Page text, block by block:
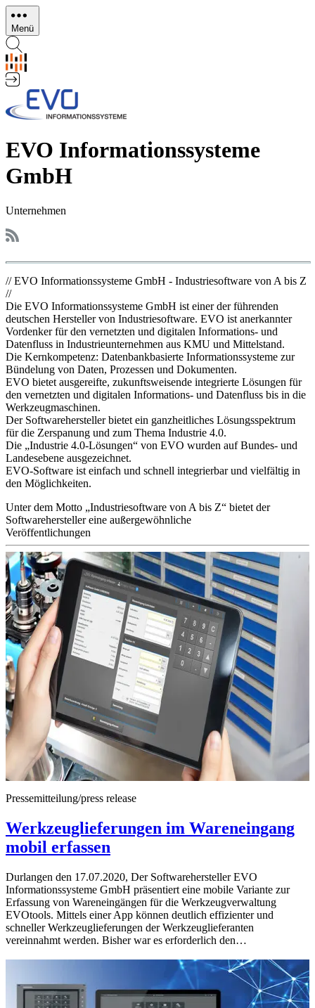
Direkt
zum
Inhalt
Menü
EVO Informationssysteme
GmbH
Unternehmen
// EVO Informationssysteme GmbH - Industriesoftware von A bis Z
//
Die EVO Informationssysteme GmbH ist einer der führenden
deutschen Hersteller von Industriesoftware. EVO ist anerkannter
Vordenker für den vernetzten und digitalen Informations- und
Datenfluss in Industrieunternehmen aus KMU und Mittelstand.
Die Kernkompetenz: Datenbankbasierte Informationssysteme zur
Bündelung von Daten, Prozessen und Dokumenten.
EVO bietet ausgereifte, zukunftsweisende integrierte Lösungen für
den vernetzten und digitalen Informations- und Datenfluss bis in die
Werkzeugmaschinen.
Der Softwarehersteller bietet ein ganzheitliches Lösungsspektrum
für die Zerspanung und zum Thema Industrie 4.0.
Die „Industrie 4.0-Lösungen“ von EVO wurden auf Bundes- und
Landesebene ausgezeichnet.
EVO-Software ist einfach und schnell integrierbar und vielfältig in
den Möglichkeiten.
Unter dem Motto „Industriesoftware von A bis Z“ bietet der
Softwarehersteller eine außergewöhnliche
Veröffentlichungen
Pressemitteilung/press release
Werkzeuglieferungen im Wareneingang
mobil erfassen
Durlangen den 17.07.2020, Der Softwarehersteller EVO
Informationssysteme GmbH präsentiert eine mobile Variante zur
Erfassung von Wareneingängen für die Werkzeugverwaltung
EVOtools. Mittels einer App können deutlich effizienter und
schneller Werkzeuglieferungen der Werkzeuglieferanten
vereinnahmt werden. Bisher war es erforderlich den…